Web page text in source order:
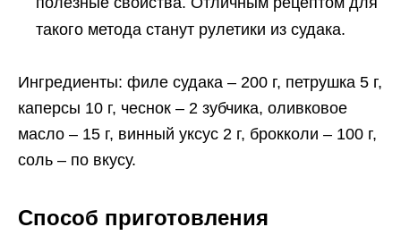
такого метода станут рулетики из судака.
Ингредиенты: филе судака – 200 г, петрушка 5 г,
каперсы 10 г, чеснок – 2 зубчика, оливковое
масло – 15 г, винный уксус 2 г, брокколи – 100 г,
соль – по вкусу.
Способ приготовления